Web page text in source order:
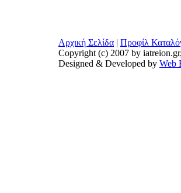
Αρχική Σελίδα | Προφίλ
Copyright (c) 2007 by iatreion.gr,
Designed & Developed by Web